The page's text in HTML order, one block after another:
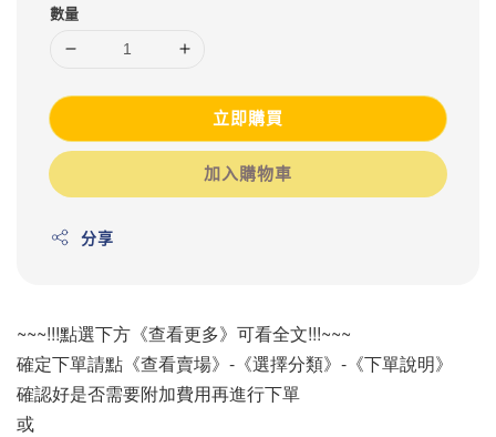
數量
立即購買
加入購物車
分享
~~~!!!點選下方《查看更多》可看全文!!!~~~
確定下單請點《查看賣場》-《選擇分類》-《下單說明》
確認好是否需要附加費用再進行下單
或